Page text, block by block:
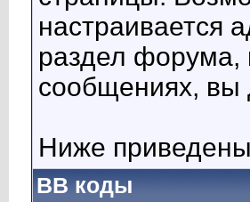
настраивается
раздел форума,
сообщениях, вы
Ниже
BB коды